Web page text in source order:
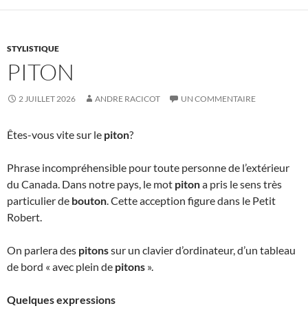
STYLISTIQUE
PITON
2 JUILLET 2026 ANDRE RACICOT UN COMMENTAIRE
Êtes-vous vite sur le piton?
Phrase incompréhensible pour toute personne de l’extérieur
du Canada. Dans notre pays, le mot pitona pris le sens très
particulier de bouton. Cette acception figure dans le Petit
Robert.
On parlera des pitonssur un clavier d’ordinateur, d’un tableau
de bord « avec plein de pitons ».
Quelques expressions